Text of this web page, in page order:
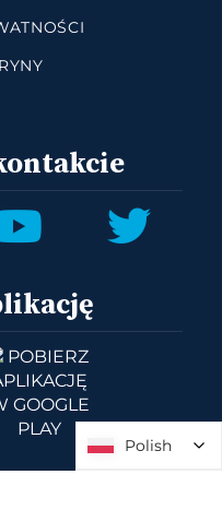
Polish
Polish